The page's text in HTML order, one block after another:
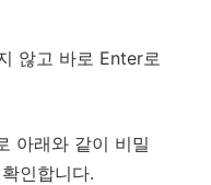
않고 바로 Enter로
아래와 같이 비밀
인합니다.